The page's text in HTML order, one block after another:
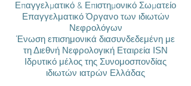
Επαγγελματικό & Επιστημονικό Σωματείο
Επαγγελματικό Όργανο των ιδιωτών
Νεφρολόγων
Ένωση επισημονικά διασυνδεδεμένη με
τη Διεθνή Νεφρολογική Εταιρεία ISN
Ιδρυτικό μέλος της Συνομοσπονδίας
ιδιωτών ιατρών Ελλάδας